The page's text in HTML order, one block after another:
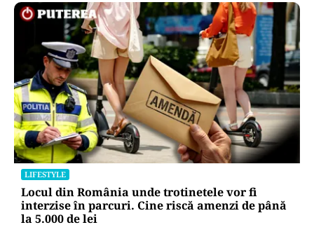
LIFESTYLE
Locul din România unde trotinetele vor fi
interzise în parcuri. Cine riscă amenzi de până
la 5.000 de lei